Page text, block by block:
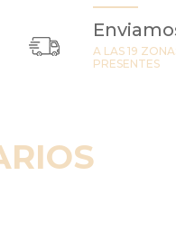
A LAS 19
PRESENTES